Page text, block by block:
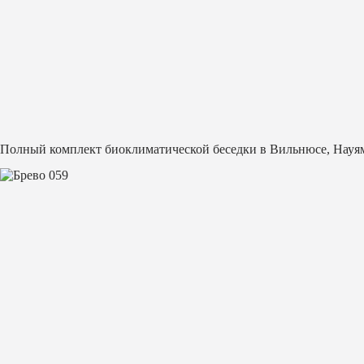
Полный комплект биоклиматической беседки в Вильнюсе,